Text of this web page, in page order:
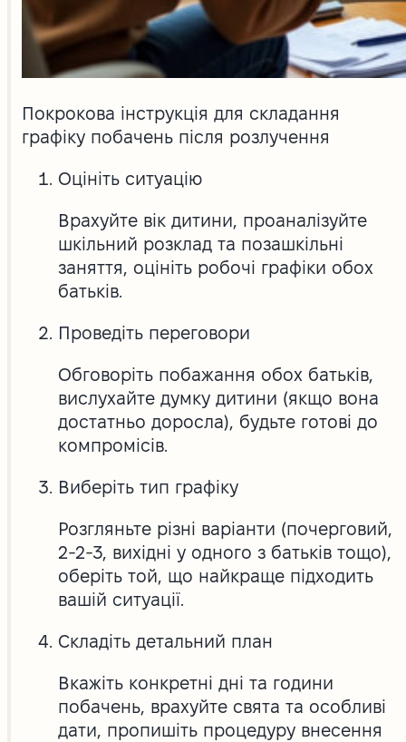
Покрокова інструкція для складання
графіку побачень після розлучення
Оцініть ситуацію
Врахуйте вік дитини, проаналізуйте
шкільний розклад та позашкільні
заняття, оцініть робочі графіки обох
батьків.
Проведіть переговори
Обговоріть побажання обох батьків,
вислухайте думку дитини (якщо вона
достатньо доросла), будьте готові до
компромісів.
Виберіть тип графіку
Розгляньте різні варіанти (почерговий,
2-2-3, вихідні у одного з батьків тощо),
оберіть той, що найкраще підходить
вашій ситуації.
Складіть детальний план
Вкажіть конкретні дні та години
побачень, врахуйте свята та особливі
дати, пропишіть процедуру внесення